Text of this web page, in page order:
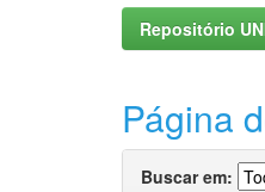
Repositório
Página
Buscar em: